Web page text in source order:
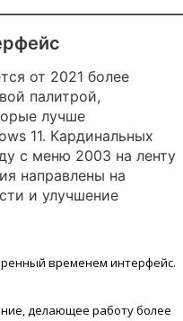
от 2021 более
палитрой,
лучше
11. Кардинальных
с меню 2003 на ленту
направлены на
и улучшение
временем интерфейс.
делающее работу более